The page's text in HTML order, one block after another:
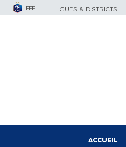
FFF LIGUES & DISTRICTS
ACCUEIL